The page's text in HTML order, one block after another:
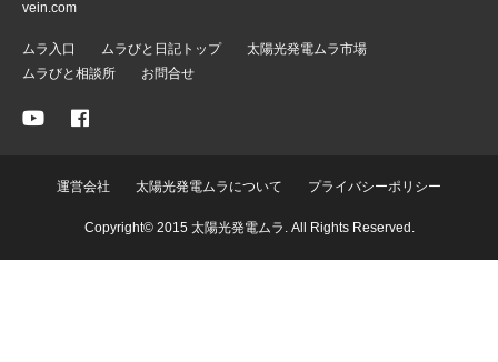
vein.com
ムラ入口 ムラびと日記トップ
太陽光発電ムラ市場
ムラびと相談所
お問合せ
運営会社 太陽光発電ムラについて プライバシーポリシー
Copyright© 2015 太陽光発電ムラ. All Rights Reserved.